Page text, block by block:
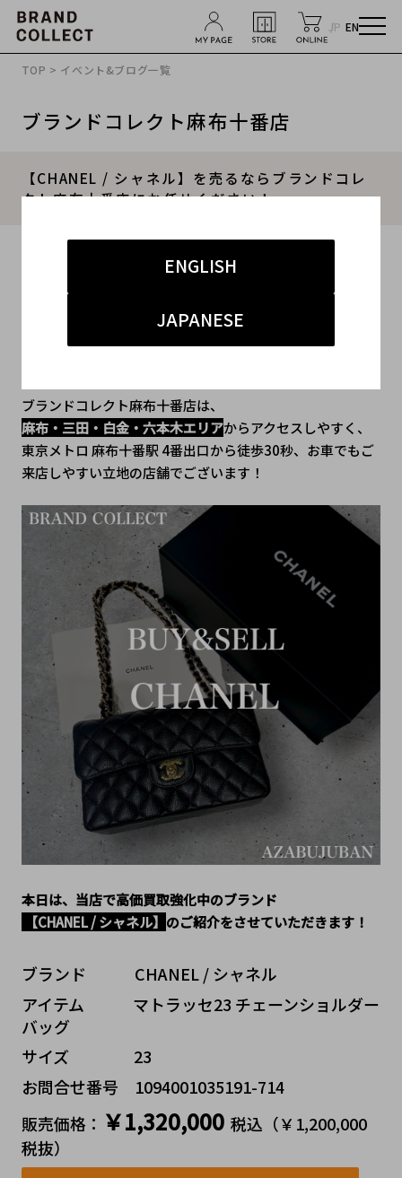
JP EN
ENGLISH
JAPANESE
TOP > イベント&ブログ一覧
ブランドコレクト麻布十番店
【CHANEL / シャネル】を売るならブランドコレ
クト麻布十番店にお任せください！
#CHANEL
#麻布十番 ハイブランド #マトラッセ
ブランドコレクト麻布十番店は、
麻布・三田・白金・六本木エリアからアクセスしやすく、
東京メトロ 麻布十番駅 4番出口から徒歩30秒、﻿お車でもご
来店しやすい立地の店舗でございます！
本日は、当店で高価買取強化中のブランド
【CHANEL / シャネル】 のご紹介をさせていただきます！
ブランド   CHANEL / シャネル
アイテム   マトラッセ23 チェーンショルダー
バッグ
サイズ    23
お問合せ番号 1094001035191-714
販売価格： ￥1,320,000 税込（￥1,200,000
税抜）